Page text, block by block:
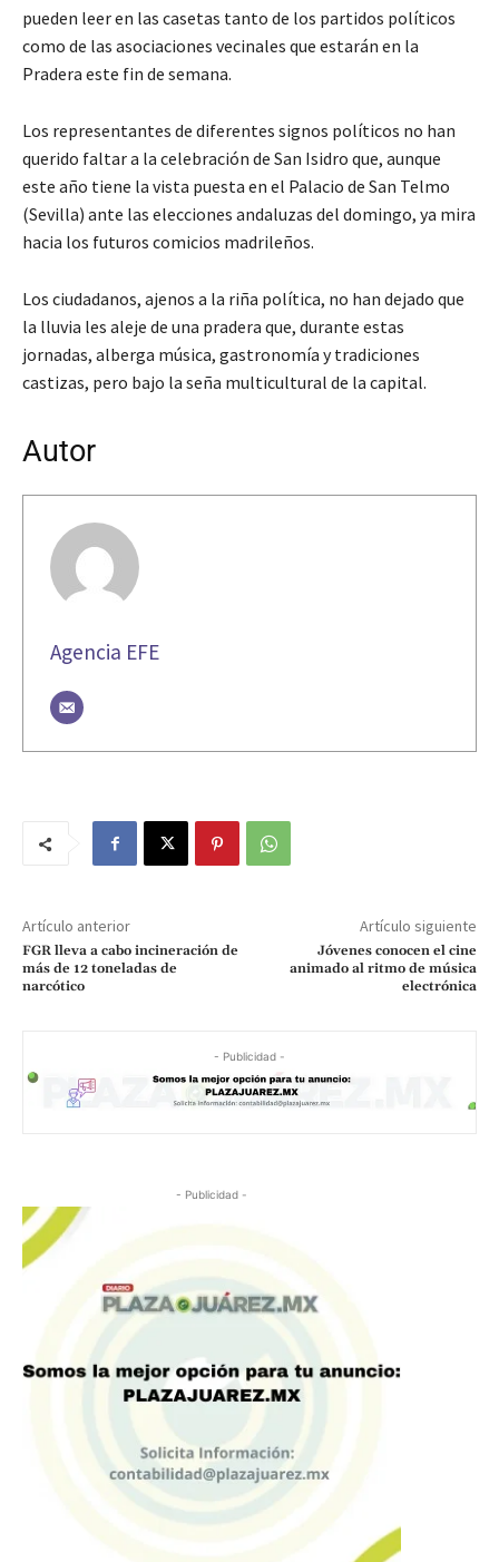
pueden leer en las casetas tanto de los partidos políticos
como de las asociaciones vecinales que estarán en la
Pradera este fin de semana.
Los representantes de diferentes signos políticos no han
querido faltar a la celebración de San Isidro que, aunque
este año tiene la vista puesta en el Palacio de San Telmo
(Sevilla) ante las elecciones andaluzas del domingo, ya mira
hacia los futuros comicios madrileños.
Los ciudadanos, ajenos a la riña política, no han dejado que
la lluvia les aleje de una pradera que, durante estas
jornadas, alberga música, gastronomía y tradiciones
castizas, pero bajo la seña multicultural de la capital.
Autor
Agencia EFE
Artículo anterior
FGR lleva a cabo incineración de
más de 12 toneladas de
narcótico
Artículo siguiente
Jóvenes conocen el cine
animado al ritmo de música
electrónica
- Publicidad -
- Publicidad -